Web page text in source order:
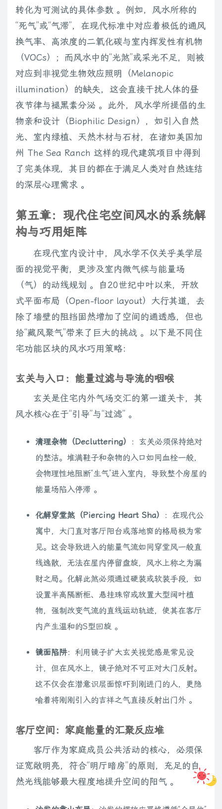
转化为可测试的具体参数 。例如，风水所称的
“死气”或“气滞”，在现代标准中对应着极低的通风
换气率、高浓度的二氧化碳与室内挥发性有机物
（VOCs）；而风水中的“光煞”或采光不足，则被
对应到非视觉生物效应照明（Melanopic
illumination）的缺失，这会直接干扰人体的昼
夜节律与褪黑素分泌 。此外，风水学所提倡的生
物亲和设计（Biophilic Design），如引入自然
光、室内绿植、天然木材与石材，在诸如美国加
州 The Sea Ranch 这样的现代建筑项目中得到
了完美体现，其目的都在于满足人类对自然连结
的深层心理需求 。
第五章：现代住宅空间风水的系统解
构与巧用矩阵
在现代室内设计中，风水学不仅关乎美学层
面的视觉平衡，更涉及室内微气候与能量场
（气）的动线规划 。自20世纪中叶以来，开放
式平面布局（Open-floor layout）大行其道，去
除了墙壁的阻挡固然增加了空间的通透感，但也
给“藏风聚气”带来了巨大的挑战 。以下是不同住
宅功能区块的风水巧用策略：
玄关与入口：能量过滤与导流的咽喉
玄关是住宅内外气场交汇的第一道关卡，其
风水核心在于“引导”与“过滤” 。
清理杂物（Decluttering）
：玄关必须保持绝对
的整洁。堆满鞋子和杂物的入口如同血栓一般，
会物理性地阻断“生气”进入室内，导致整个房屋的
能量场陷入停滞 。
化解穿堂煞（Piercing Heart Sha）
：在现代公
寓中，大门直对客厅阳台或落地窗的格局极为常
见。这会导致进入的能量气流如同穿堂风一般直
线逸散，无法在屋内停留盘旋，风水上称之为漏
财之局。化解此煞必须通过硬装或软装手段，如
设置半高隔断柜、悬挂珠帘或放置大型阔叶植
物，强制改变气流的直线运动轨迹，使其在客厅
内产生温和的S型回旋 。
镜面陷阱：利用镜子扩大玄关视觉感是常见设
计，但在风水上，镜子绝对不可正对大门反射。
这不仅会在潜意识层面惊吓到刚进门的人，更隐
喻着将刚刚引入的吉祥之气直接反射出门外 。
客厅空间：家庭能量的汇聚反应堆
客厅作为家庭成员公共活动的核心，必须保
证宽敞明亮，符合“明厅暗房”的原则，充足的自
然光线能够最大程度地提升空间的阳气 。